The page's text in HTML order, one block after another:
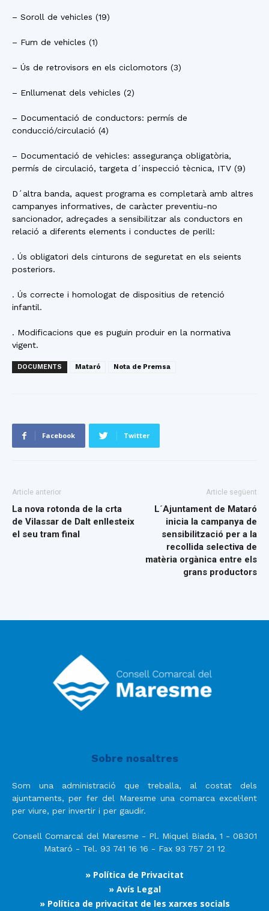
– Soroll de vehicles (19)
– Fum de vehicles (1)
– Ús de retrovisors en els ciclomotors (3)
– Enllumenat dels vehicles (2)
– Documentació de conductors: permís de
conducció/circulació (4)
– Documentació de vehicles: assegurança obligatòria,
permís de circulació, targeta d´inspecció tècnica, ITV (9)
D´altra banda, aquest programa es completarà amb altres
campanyes informatives, de caràcter preventiu-no
sancionador, adreçades a sensibilitzar als conductors en
relació a diferents elements i conductes de perill:
. Ús obligatori dels cinturons de seguretat en els seients
posteriors.
. Ús correcte i homologat de dispositius de retenció
infantil.
. Modificacions que es puguin produir en la normativa
vigent.
DOCUMENTS Mataró Nota de Premsa
Facebook Twitter
Article anterior
La nova rotonda de la crta
de Vilassar de Dalt enllesteix
el seu tram final
Article següent
L´Ajuntament de Mataró
inicia la campanya de
sensibilització per a la
recollida selectiva de
matèria orgànica entre els
grans productors
Sobre nosaltres
Som una administració que treballa, al costat dels
ajuntaments, per fer del Maresme una comarca excel·lent
per viure, per invertir i per gaudir.
Consell Comarcal del Maresme - Pl. Miquel Biada, 1 - 08301
Mataró - Tel. 93 741 16 16 - Fax 93 757 21 12
» Política de Privacitat
» Avís Legal
» Política de privacitat de les xarxes socials